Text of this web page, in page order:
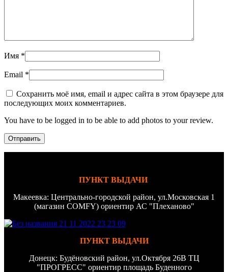
Имя *
Email *
Сохранить моё имя, email и адрес сайта в этом браузере для
последующих моих комментариев.
You have to be logged in to be able to add photos to your review.
ПУНКТ ВЫДАЧИ
Макеевка: Центрально-городской район, ул.Московская 1
(магазин COMFY) ориентир АС "Плеханово"
ПУНКТ ВЫДАЧИ
Донецк: Будёновский район, ул.Октября 26В ТЦ
"ПРОГРЕСС" ориентир площадь Буденного